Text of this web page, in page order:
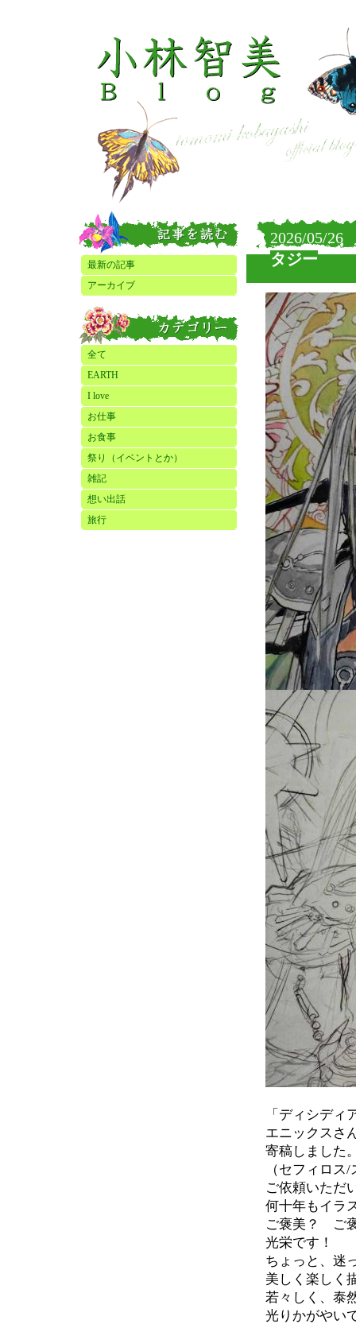
最新の記事
アーカイブ
全て
EARTH
I love
お仕事
お食事
祭り（イベントとか）
雑記
想い出話
旅行
2026/05/26
タジー
「ディシデ
エニックスさ
寄稿しました
（セフィロ
ご依頼いただ
何十年もイラ
ご褒美？ ご
光栄です！
ちょっと、迷
美しく楽しく
若々しく、泰
光りかがやい